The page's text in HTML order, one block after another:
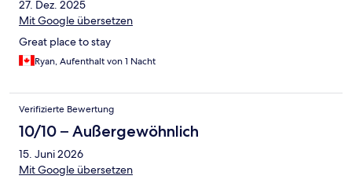
27. Dez. 2025
Mit Google übersetzen
Great place to stay
Ryan, Aufenthalt von 1 Nacht
Verifizierte Bewertung
10/10 – Außergewöhnlich
15. Juni 2026
Mit Google übersetzen